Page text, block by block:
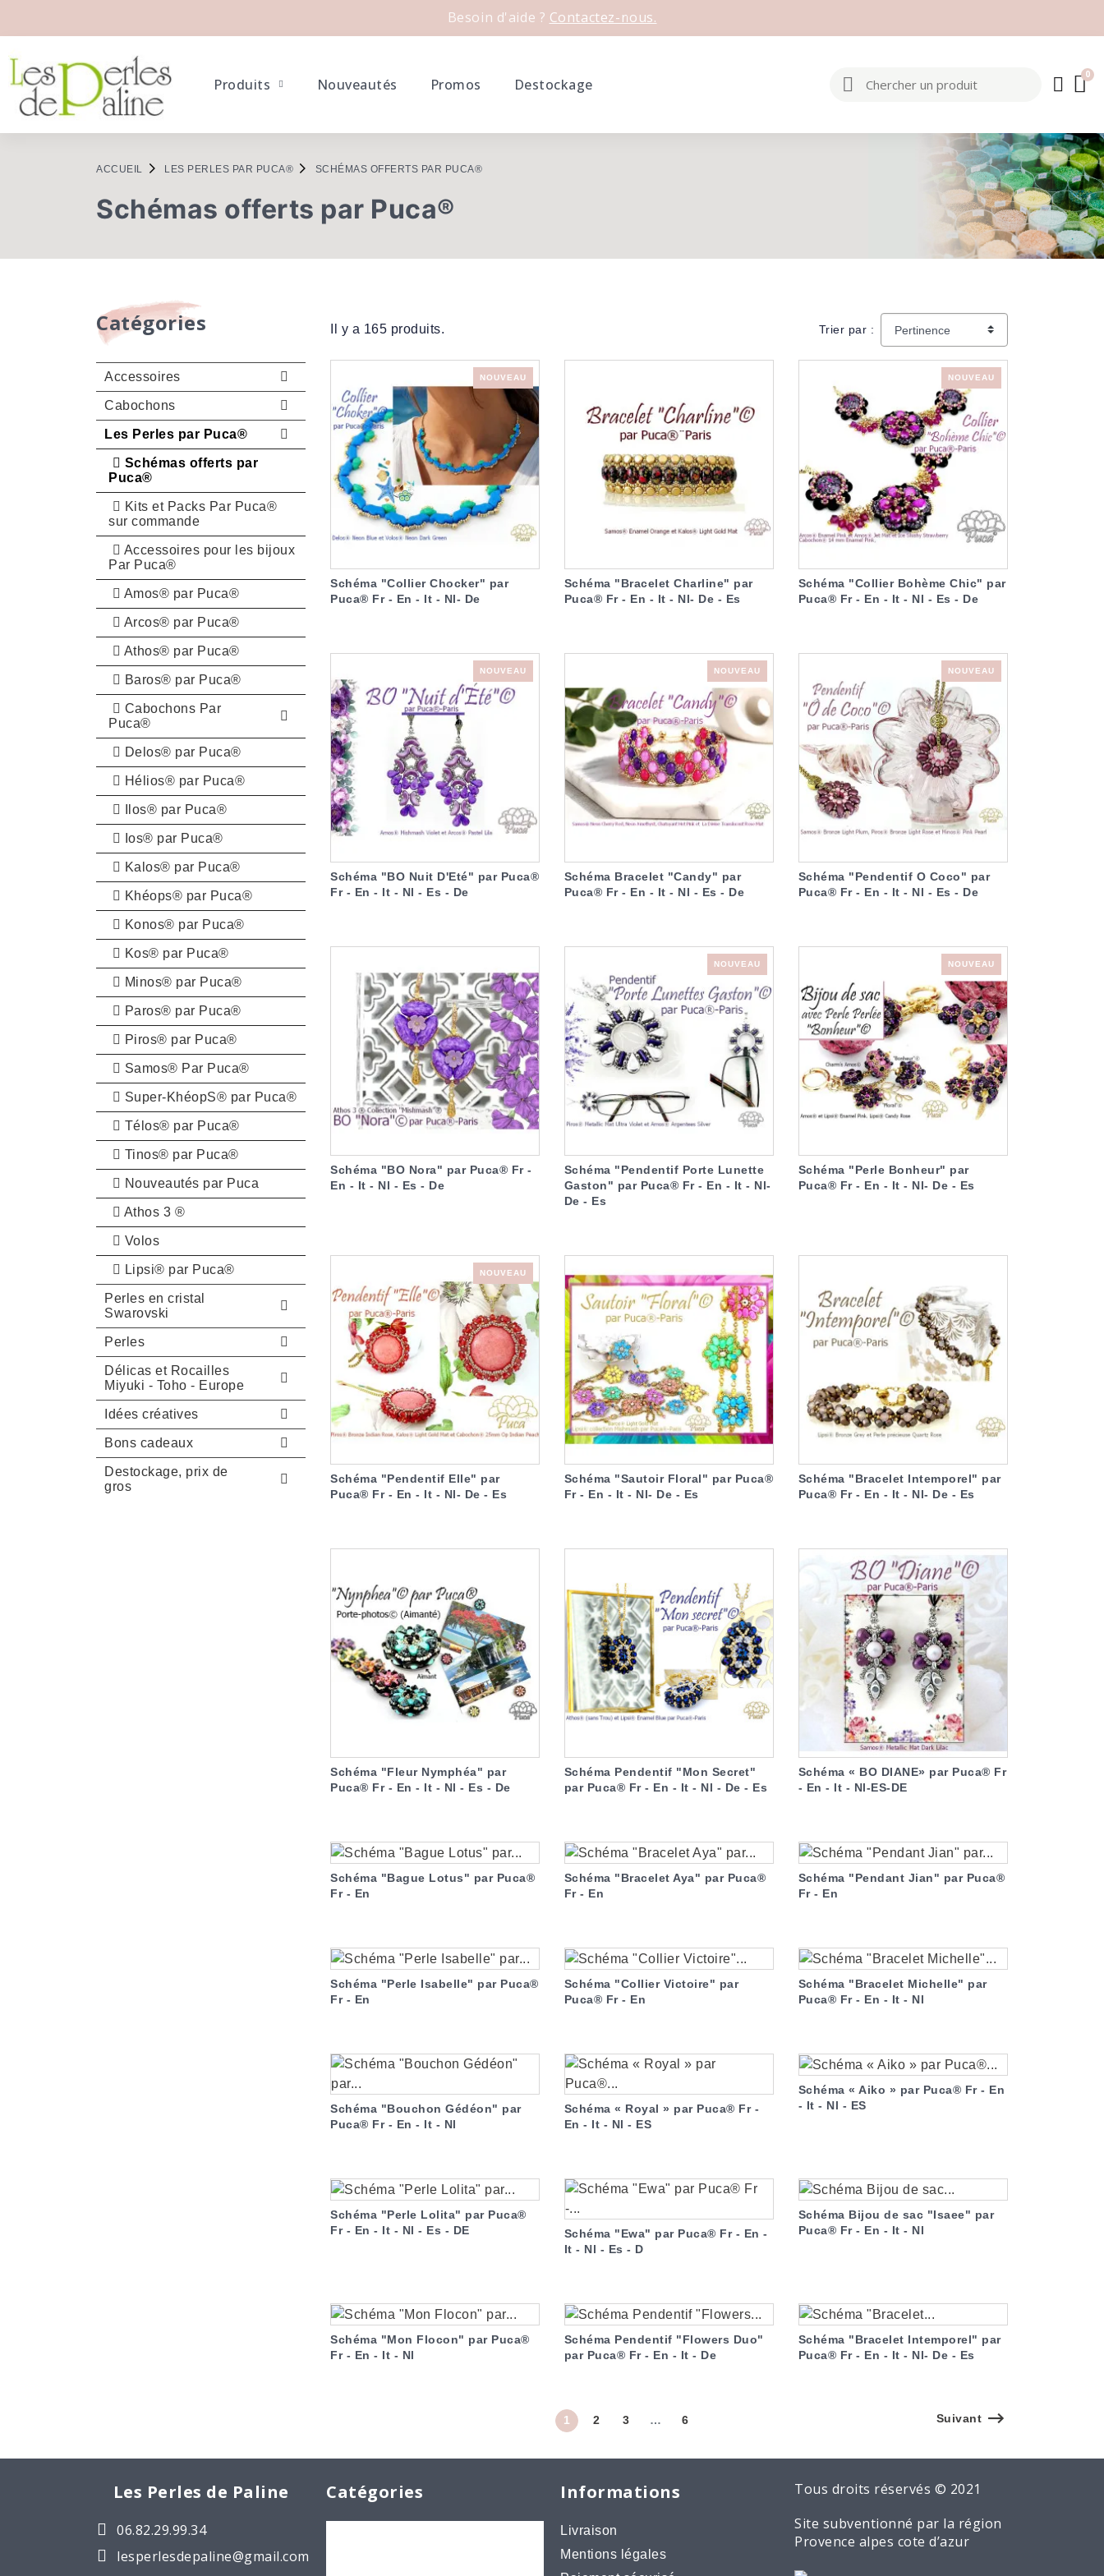
Besoin d'aide ? Contactez-nous.
Produits Nouveautés Promos Destockage
ACCUEIL LES PERLES PAR PUCA® SCHÉMAS OFFERTS PAR PUCA®
Schémas offerts par Puca®
Catégories
Accessoires
Cabochons
Les Perles par Puca®
Schémas offerts par
Puca®
Kits et Packs Par Puca®
sur commande
Accessoires pour les bijoux
Par Puca®
Amos® par Puca®
Arcos® par Puca®
Athos® par Puca®
Baros® par Puca®
Cabochons Par
Puca®
Delos® par Puca®
Hélios® par Puca®
Ilos® par Puca®
Ios® par Puca®
Kalos® par Puca®
Khéops® par Puca®
Konos® par Puca®
Kos® par Puca®
Minos® par Puca®
Paros® par Puca®
Piros® par Puca®
Samos® Par Puca®
Super-KhéopS® par Puca®
Télos® par Puca®
Tinos® par Puca®
Nouveautés par Puca
Athos 3 ®
Volos
Lipsi® par Puca®
Perles en cristal
Swarovski
Perles
Délicas et Rocailles
Miyuki - Toho - Europe
Idées créatives
Bons cadeaux
Destockage, prix de
gros
Il y a 165 produits. Trier par :
Schéma "Collier Chocker" par
Puca® Fr - En - It - Nl- De
NOUVEAU
Schéma "Bracelet Charline" par
Puca® Fr - En - It - Nl- De - Es
Schéma "Collier Bohème Chic" par
Puca® Fr - En - It - Nl - Es - De
NOUVEAU
Schéma "BO Nuit D'Eté" par Puca®
Fr - En - It - Nl - Es - De
NOUVEAU
Schéma Bracelet "Candy" par
Puca® Fr - En - It - Nl - Es - De
NOUVEAU
Schéma "Pendentif O Coco" par
Puca® Fr - En - It - Nl - Es - De
NOUVEAU
Schéma "BO Nora" par Puca® Fr -
En - It - Nl - Es - De
Schéma "Pendentif Porte Lunette
Gaston" par Puca® Fr - En - It - Nl-
De - Es
NOUVEAU
Schéma "Perle Bonheur" par
Puca® Fr - En - It - Nl- De - Es
NOUVEAU
Schéma "Pendentif Elle" par
Puca® Fr - En - It - Nl- De - Es
NOUVEAU
Schéma "Sautoir Floral" par Puca®
Fr - En - It - Nl- De - Es
Schéma "Bracelet Intemporel" par
Puca® Fr - En - It - Nl- De - Es
Schéma "Fleur Nymphéa" par
Puca® Fr - En - It - Nl - Es - De
Schéma Pendentif "Mon Secret"
par Puca® Fr - En - It - Nl - De - Es
Schéma « BO DIANE» par Puca® Fr
- En - It - Nl-ES-DE
Schéma "Bague Lotus" par Puca®
Fr - En
Schéma "Bracelet Aya" par Puca®
Fr - En
Schéma "Pendant Jian" par Puca®
Fr - En
Schéma "Perle Isabelle" par Puca®
Fr - En
Schéma "Collier Victoire" par
Puca® Fr - En
Schéma "Bracelet Michelle" par
Puca® Fr - En - It - Nl
Schéma "Bouchon Gédéon" par
Puca® Fr - En - It - Nl
Schéma « Royal » par Puca® Fr -
En - It - Nl - ES
Schéma « Aiko » par Puca® Fr - En
- It - Nl - ES
Schéma "Perle Lolita" par Puca®
Fr - En - It - Nl - Es - DE
Schéma "Ewa" par Puca® Fr - En -
It - Nl - Es - D
Schéma Bijou de sac "Isaee" par
Puca® Fr - En - It - Nl
Schéma "Mon Flocon" par Puca®
Fr - En - It - Nl
Schéma Pendentif "Flowers Duo"
par Puca® Fr - En - It - De
Schéma "Bracelet Intemporel" par
Puca® Fr - En - It - Nl- De - Es
1 2 3 … 6 Suivant
Les Perles de Paline
06.82.29.99.34
lesperlesdepaline@gmail.com
Catégories Informations
Livraison
Mentions légales
Tous droits réservés © 2021
Site subventionné par la région
Provence alpes cote d’azur